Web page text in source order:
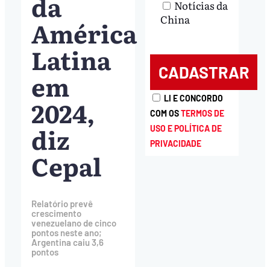
América
Latina
em
2024,
diz
Cepal
Relatório prevê
crescimento
venezuelano de cinco
pontos neste ano;
Argentina caiu 3,6
pontos
Notícias da
China
LI E CONCORDO
COM OSTERMOS DE
USO E POLÍTICA DE
PRIVACIDADE